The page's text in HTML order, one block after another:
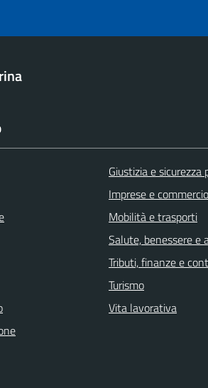
Giustizia e sicurezza
Imprese e commercio
Mobilità e trasporti
Salute, benessere e
Tributi, finanze e
Turismo
Vita lavorativa